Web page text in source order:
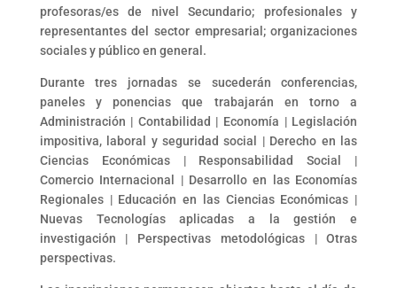
profesoras/es de nivel Secundario; profesionales y
representantes del sector empresarial; organizaciones
sociales y público en general.
Durante tres jornadas se sucederán conferencias,
paneles y ponencias que trabajarán en torno a
Administración | Contabilidad | Economía | Legislación
impositiva, laboral y seguridad social | Derecho en las
Ciencias Económicas | Responsabilidad Social |
Comercio Internacional | Desarrollo en las Economías
Regionales | Educación en las Ciencias Económicas |
Nuevas Tecnologías aplicadas a la gestión e
investigación | Perspectivas metodológicas | Otras
perspectivas.